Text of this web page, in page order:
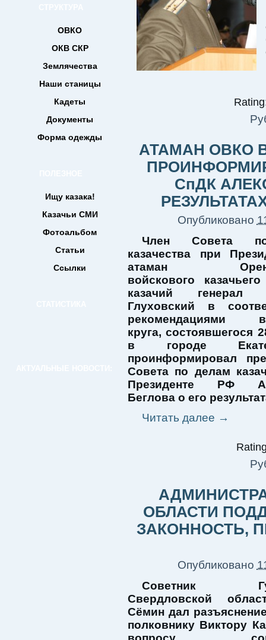
ОВКО
ОКВ СКР
Землячества
Наши станицы
Кадеты
Документы
Форма одежды
Ищу казака!
Казачьи СМИ
Фотоальбом
Статьи
Ссылки
АТАМАН ОВКО
СпДК
Опубликовано
Член Совета
казачества при
атаман
войскового
казачий генерал
Глуховский в
рекомендациями
круга, состоявшегося
в городе
проинформировал
Совета по делам
Президенте РФ
Беглова о его
Читать далее →
ОБЛАСТИ
ЗАКОННОСТЬ,
Опубликовано
Советник
Свердловской
Сёмин дал
полковнику Виктору